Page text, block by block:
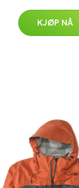
KJØP NÅ